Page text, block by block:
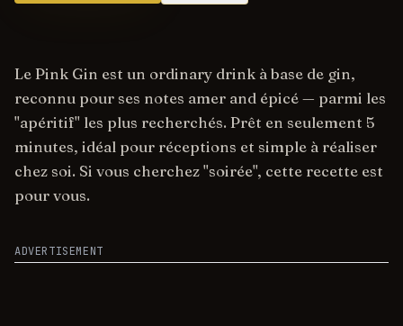
Le Pink Gin est un ordinary drink à base de gin,
reconnu pour ses notes amer and épicé — parmi les
"apéritif" les plus recherchés. Prêt en seulement 5
minutes, idéal pour réceptions et simple à réaliser
chez soi. Si vous cherchez "soirée", cette recette est
pour vous.
ADVERTISEMENT